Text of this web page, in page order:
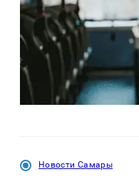
Новости Самары